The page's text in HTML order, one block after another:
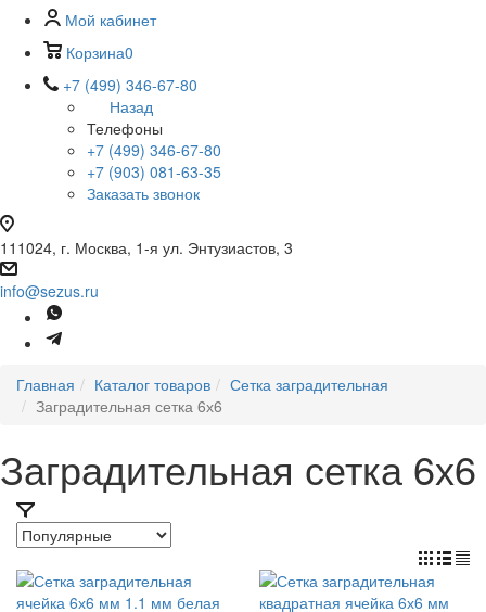
Мой кабинет
Корзина0
+7 (499) 346-67-80
Назад
Телефоны
+7 (499) 346-67-80
+7 (903) 081-63-35
Заказать звонок
111024, г. Москва, 1-я ул. Энтузиастов, 3
info@sezus.ru
Главная Каталог товаров
Сетка заградительная
Заградительная сетка 6х6
Заградительная сетка 6х6